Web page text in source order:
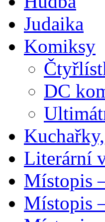
Judaika
Komiksy
DC
Literární
Místopis
Místopis